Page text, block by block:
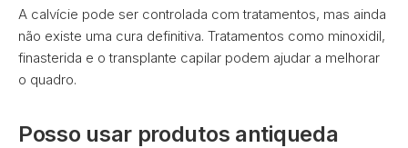
A calvície pode ser controlada com tratamentos, mas ainda
não existe uma cura definitiva. Tratamentos como minoxidil,
finasterida e o transplante capilar podem ajudar a melhorar
o quadro.
Posso usar produtos antiqueda